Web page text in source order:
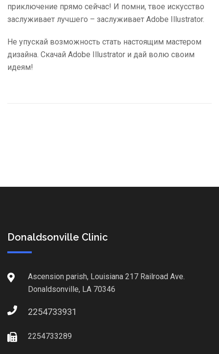
приключение прямо сейчас! И помни, твое искусство
заслуживает лучшего – заслуживает Adobe Illustrator.
Не упускай возможность стать настоящим мастером
дизайна. Скачай Adobe Illustrator и дай волю своим
идеям!
Donaldsonville Clinic
Ascension parish, Louisiana 217 Railroad Ave.
Donaldsonville, LA 70346
2254733931
2254733289